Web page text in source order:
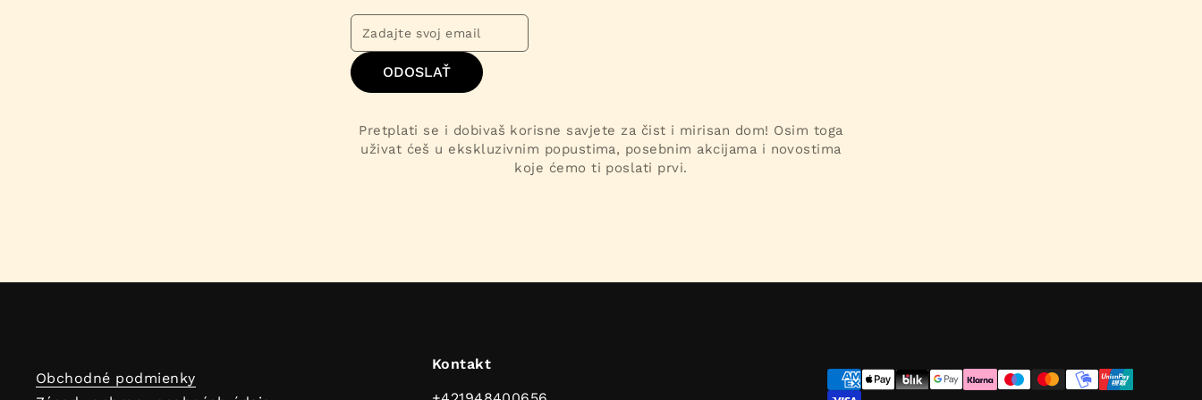
ODOSLAŤ
Pretplati se i dobivaš korisne savjete za čist i mirisan dom! Osim toga
uživat ćeš u ekskluzivnim popustima, posebnim akcijama i novostima
koje ćemo ti poslati prvi.
Obchodné podmienky
Kontakt